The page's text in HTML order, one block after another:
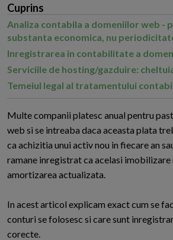
Cuprins
Analiza contabila a domeniilor web -
substanta economica, nu
Inregistrarea in contabilitate a
Serviciile de hosting/gazduire:
Temeiul legal al tratamentului
Multe companii platesc anual pentru
web si se intreaba daca aceasta plata
ca achizitia unui activ nou in fiecare an
ramane inregistrat ca acelasi imobilizare
amortizarea actualizata.
In acest articol explicam exact cum se
conturi se folosesc si care sunt
corecte.